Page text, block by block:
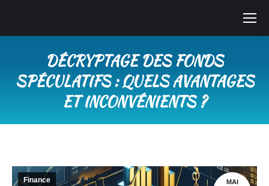
DÉCRYPTAGE DES FONDS
SPÉCULATIFS : QUELS AVANTAGES
ET INCONVÉNIENTS ?
MAI
Finance